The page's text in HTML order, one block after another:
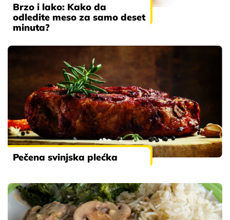
Brzo i lako: Kako da
odledite meso za samo deset
minuta?
Pečena svinjska plećka